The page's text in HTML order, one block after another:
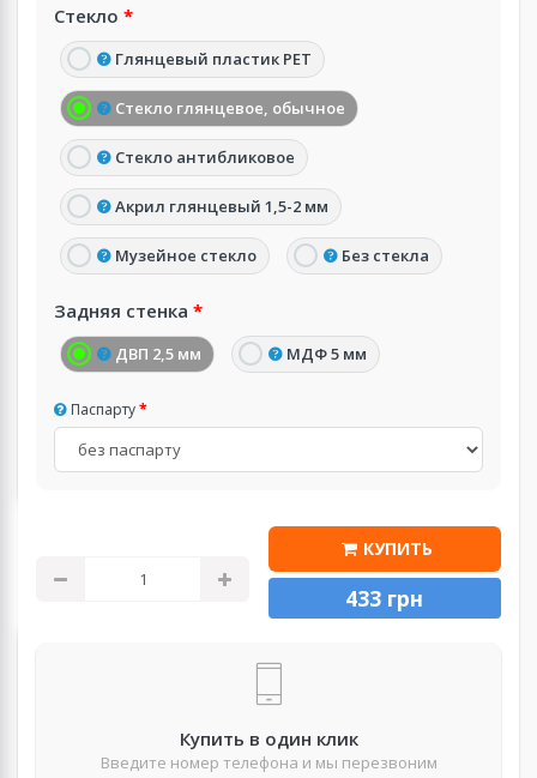
Стекло
Глянцевый пластик PET
Стекло глянцевое, обычное
Стекло антибликовое
Акрил глянцевый 1,5-2 мм
Музейное стекло Без стекла
Задняя стенка
ДВП 2,5 мм МДФ 5 мм
Паспарту
КУПИТЬ
433 грн
Купить в один клик
Введите номер телефона и мы перезвоним